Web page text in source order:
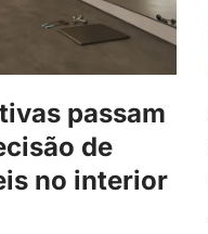
passam
de
no interior